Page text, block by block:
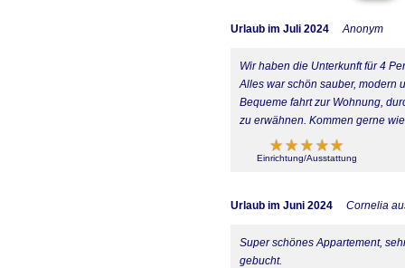
Urlaub im Juli 2024 Anonym
Wir haben die Unterkunft für 4
Alles war schön sauber, modern
Bequeme fahrt zur Wohnung,
zu erwähnen. Kommen gerne
Einrichtung/Ausstattung
Urlaub im Juni 2024 Cornelia
Super schönes Appartement,
gebucht.